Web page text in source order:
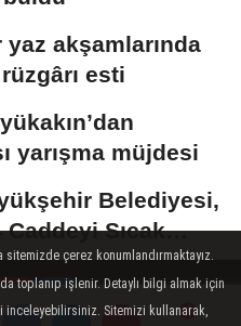
yaz akşamlarında
esti
yarışma müjdesi
Belediyesi,
Caddeyi Sıcak
çerez konumlandırmaktayız.
toplanıp işlenir. Detaylı bilgi almak için
inceleyebilirsiniz. Sitemizi kullanarak,